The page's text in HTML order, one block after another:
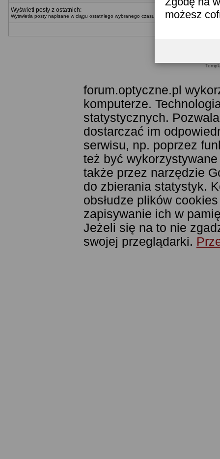
możesz
Wyświetl posty z ostatnich:
Wyświetla posty napisane w ciągu ostatniego wybranego czasu. Można wybrać metodę
forum.optyczne.pl
komputerze.
statystycznych.
dostarczać im
serwisu, np. poprzez
też być
także przez narzędzie
do zbierania statystyk.
obsłudze plików
zapisywanie ich w
Jeżeli się na to nie
swojej przeglądarki.